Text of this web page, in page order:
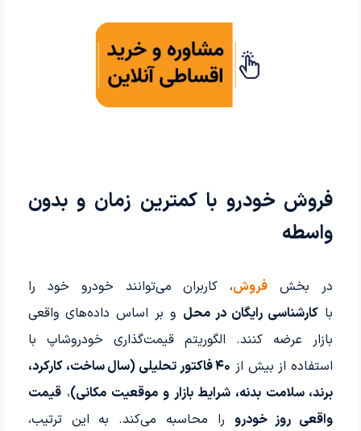
فروش خودرو با کمترین زمان و بدون
واسطه
در بخش فروش، کاربران می‌توانند خودرو خود را
با کارشناسی رایگان در محل و بر اساس داده‌های واقعی
بازار عرضه کنند. الگوریتم قیمت‌گذاری خودروشاپ با
استفاده از بیش از
۴۰ فاکتور تحلیلی (سال ساخت، کارکرد،
برند، سلامت بدنه، شرایط بازار و موقعیت مکانی)،قیمت
واقعی روز خودرو را محاسبه می‌کند. به این ترتیب،